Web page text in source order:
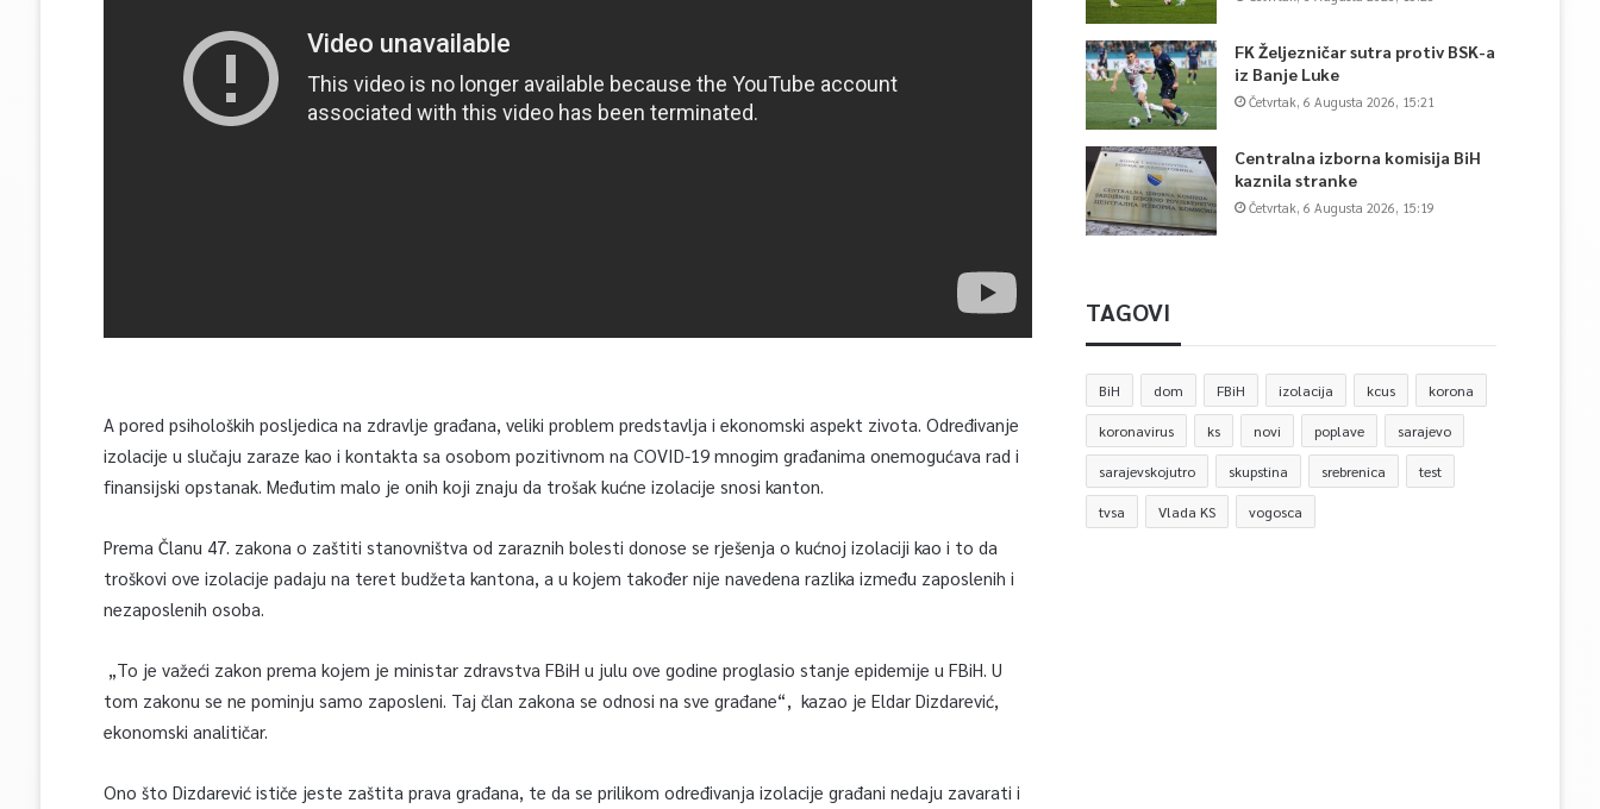
A pored psiholoških posljedica na zdravlje građana, veliki problem predstavlja i ekonomski aspekt zivota. Određivanje
izolacije u slučaju zaraze kao i kontakta sa osobom pozitivnom na COVID-19 mnogim građanima onemogućava rad i
finansijski opstanak. Međutim malo je onih koji znaju da trošak kućne izolacije snosi kanton.
Prema Članu 47. zakona o zaštiti stanovništva od zaraznih bolesti donose se rješenja o kućnoj izolaciji kao i to da
troškovi ove izolacije padaju na teret budžeta kantona, a u kojem također nije navedena razlika između zaposlenih i
nezaposlenih osoba.
„To je važeći zakon prema kojem je ministar zdravstva FBiH u julu ove godine proglasio stanje epidemije u FBiH. U
tom zakonu se ne pominju samo zaposleni. Taj član zakona se odnosi na sve građane“, kazao je Eldar Dizdarević,
ekonomski analitičar.
Ono što Dizdarević ističe jeste zaštita prava građana, te da se prilikom određivanja izolacije građani nedaju zavarati i
FK Željezničar sutra protiv BSK-a
iz Banje Luke
Četvrtak, 6 Augusta 2026, 15:21
Centralna izborna komisija BiH
kaznila stranke
Četvrtak, 6 Augusta 2026, 15:19
TAGOVI
BiH dom FBiH izolacija kcus korona
koronavirus ks novi poplave sarajevo
sarajevskojutro skupstina srebrenica test
tvsa Vlada KS vogosca